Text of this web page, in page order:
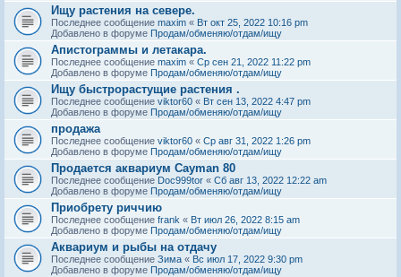
Ищу растения на севере.
Последнее сообщение maxim « Вт окт 25, 2022 10:16 pm
Добавлено в форуме Продам/обменяю/отдам/ищу
Апистограммы и летакара.
Последнее сообщение maxim « Ср сен 21, 2022 11:22 pm
Добавлено в форуме Продам/обменяю/отдам/ищу
Ищу быстрорастущие растения .
Последнее сообщение viktor60 « Вт сен 13, 2022 4:47 pm
Добавлено в форуме Продам/обменяю/отдам/ищу
продажа
Последнее сообщение viktor60 « Ср авг 31, 2022 1:26 pm
Добавлено в форуме Продам/обменяю/отдам/ищу
Продается аквариум Cayman 80
Последнее сообщение Doc999tor « Сб авг 13, 2022 12:22 am
Добавлено в форуме Продам/обменяю/отдам/ищу
Приобрету риччию
Последнее сообщение frank « Вт июл 26, 2022 8:15 am
Добавлено в форуме Продам/обменяю/отдам/ищу
Аквариум и рыбы на отдачу
Последнее сообщение Зима « Вс июл 17, 2022 9:30 pm
Добавлено в форуме Продам/обменяю/отдам/ищу